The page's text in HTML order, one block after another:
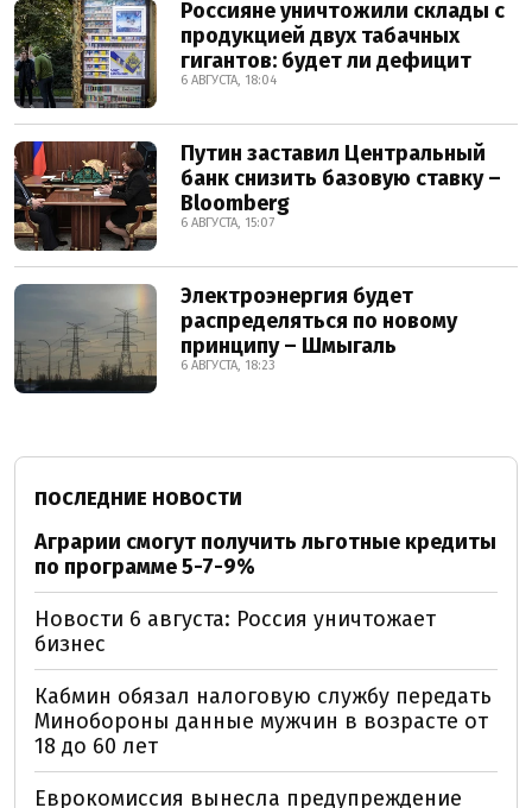
Россияне уничтожили склады с
продукцией двух табачных
гигантов: будет ли дефицит
6 АВГУСТА, 18:04
Путин заставил Центральный
банк снизить базовую ставку –
Bloomberg
6 АВГУСТА, 15:07
Электроэнергия будет
распределяться по новому
принципу – Шмыгаль
6 АВГУСТА, 18:23
ПОСЛЕДНИЕ НОВОСТИ
Аграрии смогут получить льготные кредиты
по программе 5-7-9%
Новости 6 августа: Россия уничтожает
бизнес
Кабмин обязал налоговую службу передать
Минобороны данные мужчин в возрасте от
18 до 60 лет
Еврокомиссия вынесла предупреждение